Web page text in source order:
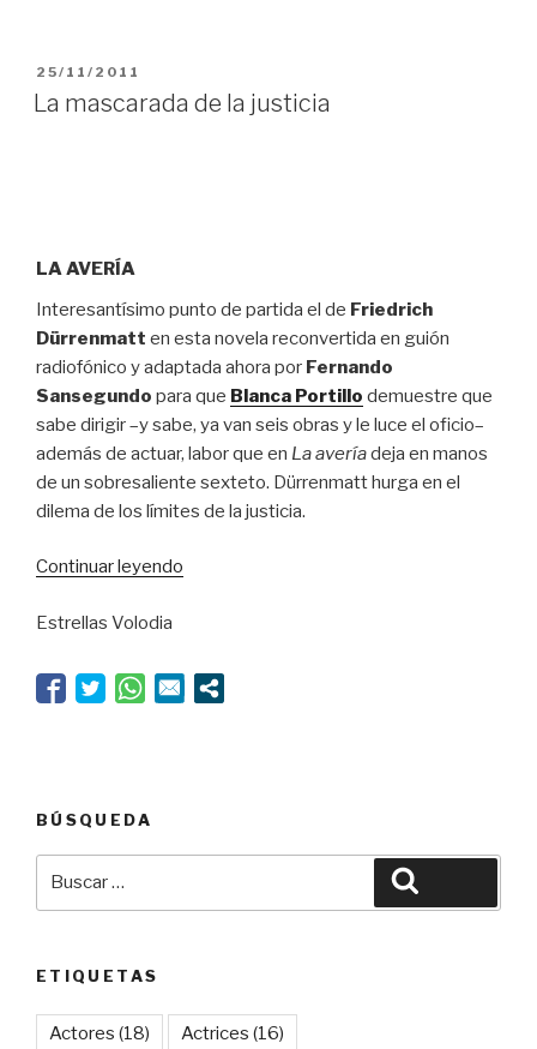
PUBLICADO
EL
25/11/2011
La mascarada de la justicia
LA AVERÍA
Interesantísimo punto de partida el de Friedrich
Dürrenmatt en esta novela reconvertida en guión
radiofónico y adaptada ahora por Fernando
Sansegundo para que Blanca Portillo demuestre que
sabe dirigir –y sabe, ya van seis obras y le luce el oficio–
además de actuar, labor que en La averíadeja en manos
de un sobresaliente sexteto. Dürrenmatt hurga en el
dilema de los límites de la justicia.
Continuar leyendo
justicia”
Estrellas Volodia
BÚSQUEDA
ETIQUETAS
Actores (18) Actrices (16)